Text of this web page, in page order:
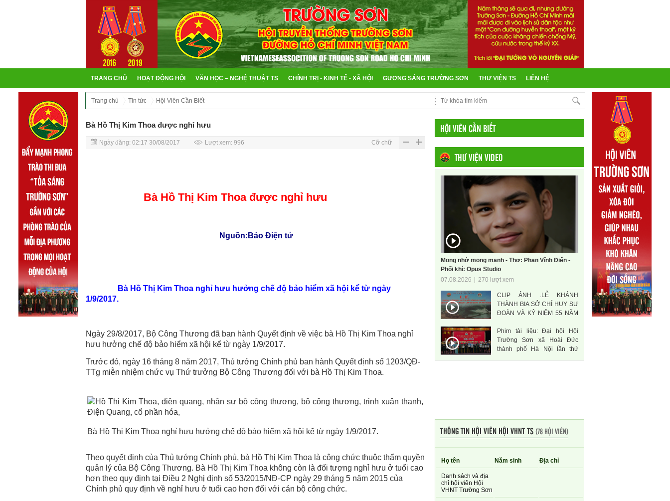
TRANG CHỦ HOẠT ĐỘNG HỘI VĂN HỌC – NGHỆ THUẬT TS CHÍNH TRỊ - KINH TẾ - XÃ HỘI GƯƠNG SÁNG TRƯỜNG SƠN THƯ VIỆN TS LIÊN HỆ
Trang chủ Tin tức Hội Viên Cần Biết
Bà Hồ Thị Kim Thoa được nghỉ hưu
Ngày đăng: 02:17 30/08/2017 Lượt xem: 996 Cỡ chữ
Bà Hồ Thị Kim Thoa được nghỉ hưu
Nguồn:Báo Điện tử
Bà Hồ Thị Kim Thoa nghỉ hưu hưởng chế độ bảo hiểm xã hội kể từ ngày
1/9/2017.
Ngày 29/8/2017, Bộ Công Thương đã ban hành Quyết định về việc bà Hồ Thị Kim Thoa nghỉ
hưu hưởng chế độ bảo hiểm xã hội kể từ ngày 1/9/2017.
Trước đó, ngày 16 tháng 8 năm 2017, Thủ tướng Chính phủ ban hành Quyết định số 1203/QĐ-
TTg miễn nhiệm chức vụ Thứ trưởng Bộ Công Thương đối với bà Hồ Thị Kim Thoa.
Bà Hồ Thị Kim Thoa nghỉ hưu hưởng chế độ bảo hiểm xã hội kể từ ngày 1/9/2017.
Theo quyết định của Thủ tướng Chính phủ, bà Hồ Thị Kim Thoa là công chức thuộc thẩm quyền
quản lý của Bộ Công Thương. Bà Hồ Thị Kim Thoa không còn là đối tượng nghỉ hưu ở tuổi cao
hơn theo quy định tại Điều 2 Nghị định số 53/2015/NĐ-CP ngày 29 tháng 5 năm 2015 của
Chính phủ quy định về nghỉ hưu ở tuổi cao hơn đối với cán bộ công chức.
HỘI VIÊN CẦN BIẾT
THƯ VIỆN VIDEO
Mong nhớ mong manh - Thơ: Phan Vĩnh Điển -
Phối khí: Opus Studio
07.08.2026
270 lượt xem
CLIP ẢNH .LỄ KHÁNH
THÀNH BIA SỞ CHỈ HUY SƯ
ĐOÀN VÀ KỶ NIỆM 55 NĂM
ANH HÙNG
Phim tài liệu: Đại hội Hội
Trường Sơn xã Hoài Đức
thành phố Hà Nội lần thứ
THÔNG TIN HỘI VIÊN HỘI VHNT TS(78 HỘI VIÊN)
Họ tên Năm sinh Địa chỉ
Danh sách và địa
chỉ hội viên Hội
VHNT Trường Sơn